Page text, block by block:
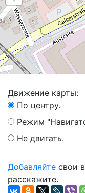
Движение карты:
По центру.
Режим
Не двигать.
Добавляйте свои
расскажите.